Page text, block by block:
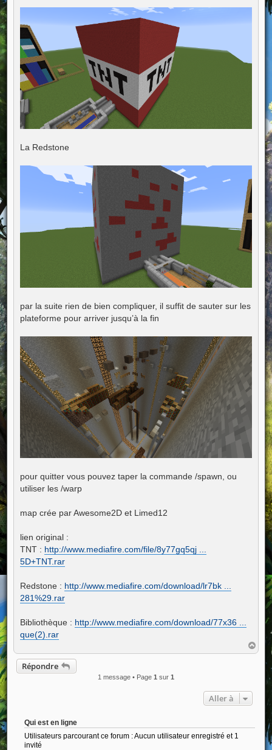
La Redstone
par la suite rien de bien compliquer, il suffit de sauter sur les
plateforme pour arriver jusqu’à la fin
pour quitter vous pouvez taper la commande /spawn, ou
utiliser les /warp
map crée par Awesome2D et Limed12
lien original :
TNT : http://www.mediafire.com/file/8y77gq5qj ...
5D+TNT.rar
Redstone : http://www.mediafire.com/download/lr7bk ...
281%29.rar
Bibliothèque : http://www.mediafire.com/download/77x36 ...
que(2).rar
a
Répondre
1 message • Page 1 sur 1
Aller à
Qui est en ligne
Utilisateurs parcourant ce forum : Aucun utilisateur enregistré et 1
invité